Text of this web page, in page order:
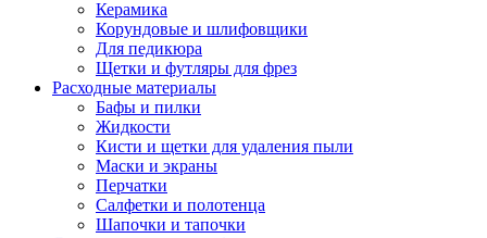
Керамика
Корундовые и шлифовщики
Для педикюра
Щетки и футляры для фрез
Расходные материалы
Бафы и пилки
Жидкости
Кисти и щетки для удаления пыли
Маски и экраны
Перчатки
Салфетки и полотенца
Шапочки и тапочки